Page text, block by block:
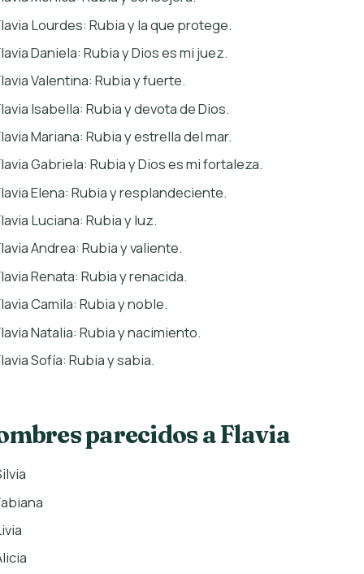
Lourdes: Rubia y la que protege.
Daniela: Rubia y Dios es mi juez.
Valentina: Rubia y fuerte.
Isabella: Rubia y devota de Dios.
Mariana: Rubia y estrella del mar.
Gabriela: Rubia y Dios es mi fortaleza.
Elena: Rubia y resplandeciente.
Luciana: Rubia y luz.
Andrea: Rubia y valiente.
Renata: Rubia y renacida.
Camila: Rubia y noble.
Natalia: Rubia y nacimiento.
Sofía: Rubia y sabia.
parecidos a Flavia